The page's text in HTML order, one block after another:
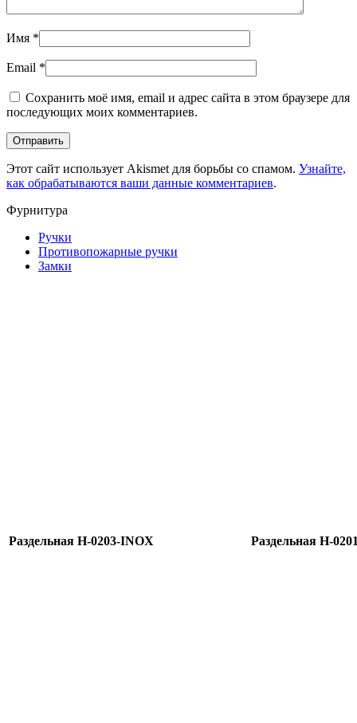
Имя *
Email *
Сохранить моё имя, email и адрес сайта в этом браузере для
последующих моих комментариев.
Этот сайт использует Akismet для борьбы со спамом. Узнайте,
как обрабатываются ваши данные комментариев.
Фурнитура
Ручки
Противопожарные ручки
Замки
Раздельная H-0203-INOX Раздельная H-